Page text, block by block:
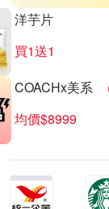
洋芋片
買1送1
COACHx美系
均價$8999